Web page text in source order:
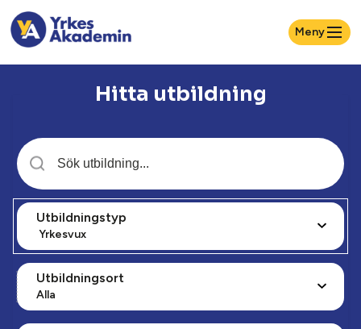
Meny
Hitta utbildning
Utbildningstyp
Yrkesvux
Utbildningsort
Alla